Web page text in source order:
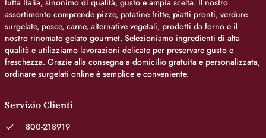
tutta Italia, sinonimo di qualità, gusto e ampia scelta. Il nostro
assortimento comprende pizze, patatine fritte, piatti pronti, verdure
surgelate, pesce, carne, alternative vegetali, prodotti da forno e il
nostro rinomato gelato gourmet. Selezioniamo ingredienti di alta
qualità e utilizziamo lavorazioni delicate per preservare gusto e
freschezza. Grazie alla consegna a domicilio gratuita e personalizzata,
ordinare surgelati online è semplice e conveniente.
Servizio Clienti
800-218919